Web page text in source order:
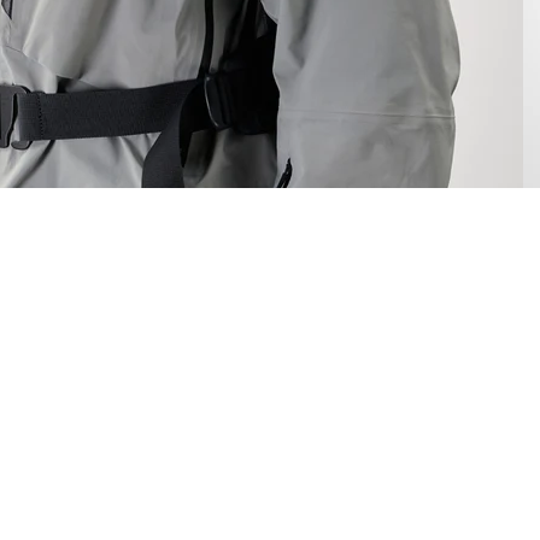
dirait que vous n'avez encore rien ajouté.